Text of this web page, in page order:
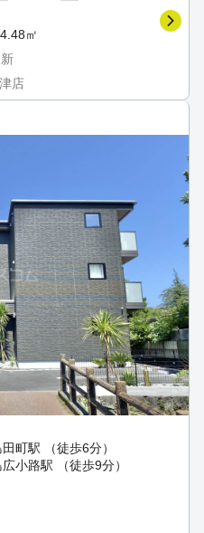
㎡
店
町駅 （徒歩6分）
小路駅 （徒歩9分）